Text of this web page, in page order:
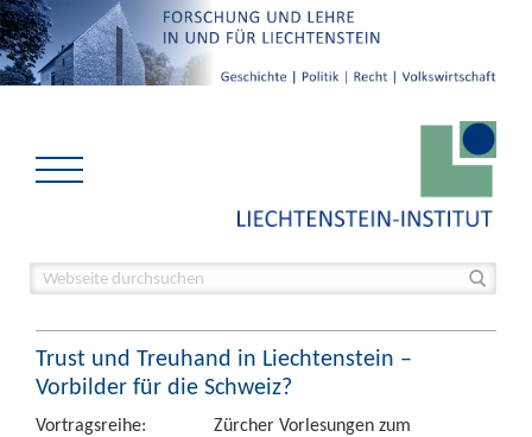
Trust und Treuhand in Liechtenstein –
Vorbilder für die Schweiz?
Vortragsreihe:
Zürcher Vorlesungen zum